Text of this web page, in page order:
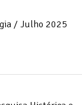
/ Julho 2025